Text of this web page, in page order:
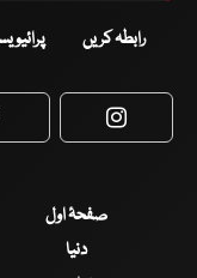
رابطہ کریں
صفحۂ اول
دنیا